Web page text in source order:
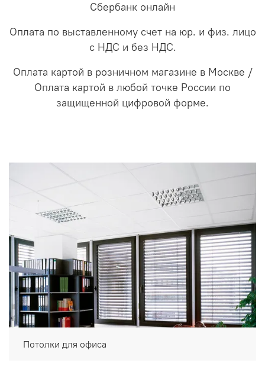
Сбербанк онлайн
Оплата по выставленному счет на юр. и физ. лицо
с НДС и без НДС.
Оплата картой в розничном магазине в Москве /
Оплата картой в любой точке России по
защищенной цифровой форме.
Потолки для офиса